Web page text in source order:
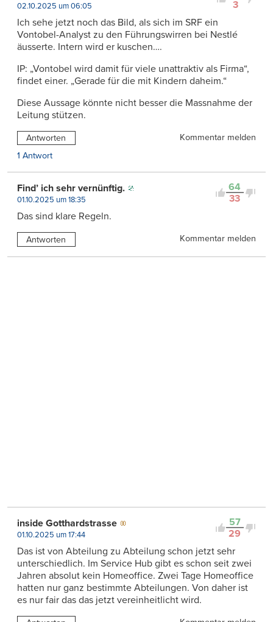
3
02.10.2025 um 06:05
Ich sehe jetzt noch das Bild, als sich im SRF ein
Vontobel-Analyst zu den Führungswirren bei Nestlé
äusserte. Intern wird er kuschen….
IP: „Vontobel wird damit für viele unattraktiv als Firma“,
findet einer. „Gerade für die mit Kindern daheim.“
Diese Aussage könnte nicht besser die Massnahme der
Leitung stützen.
Antworten
Kommentar melden
1 Antwort
64
33
Find’ ich sehr vernünftig.
01.10.2025 um 18:35
Das sind klare Regeln.
Antworten Kommentar melden
57
29
inside Gotthardstrasse
01.10.2025 um 17:44
Das ist von Abteilung zu Abteilung schon jetzt sehr
unterschiedlich. Im Service Hub gibt es schon seit zwei
Jahren absolut kein Homeoffice. Zwei Tage Homeoffice
hatten nur ganz bestimmte Abteilungen. Von daher ist
es nur fair das das jetzt vereinheitlicht wird.